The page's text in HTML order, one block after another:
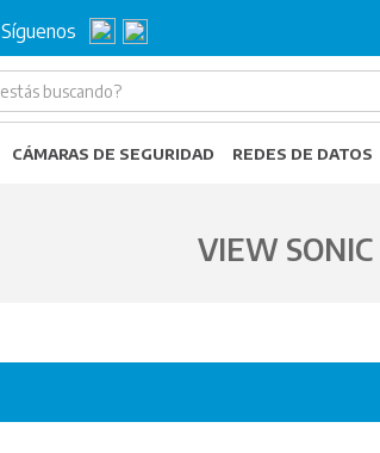
Síguenos
CÁMARAS DE SEGURIDAD REDES DE DATOS
VIEW SONIC